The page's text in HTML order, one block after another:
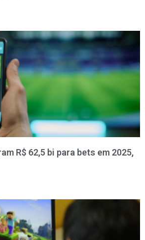
R$ 62,5 bi para bets em 2025,